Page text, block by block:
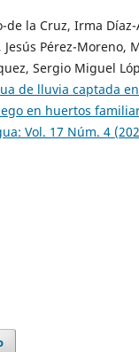
de la Cruz, Irma
Jesús Pérez-Moreno,
Sergio Miguel
de lluvia captada
en huertos
Vol. 17 Núm. 4